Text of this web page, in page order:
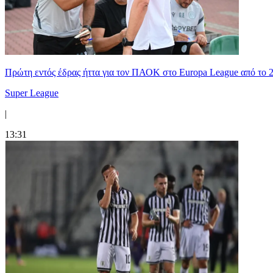
Πρώτη εντός έδρας ήττα για τον ΠΑΟΚ στο Europa League από το
Super League
|
13:31